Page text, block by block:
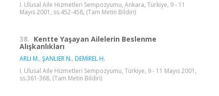
I. Ulusal Aile Hizmetleri Sempozyumu, Ankara, Türkiye, 9 - 11
Mayıs 2001, ss.452-458, (Tam Metin Bildiri)
38. Kentte Yaşayan Ailelerin Beslenme
Alışkanlıkları
ARLI M., ŞANLIER N., DEMİREL H.
I. Ulusal Aile Hizmetleri Sempozyumu, Türkiye, 9 - 11 Mayıs 2001,
ss.361-368, (Tam Metin Bildiri)